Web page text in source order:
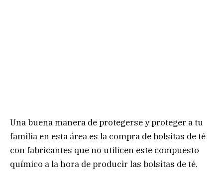
Una buena manera de protegerse y proteger a tu
familia en esta área es la compra de bolsitas de té
con fabricantes que no utilicen este compuesto
químico a la hora de producir las bolsitas de té.